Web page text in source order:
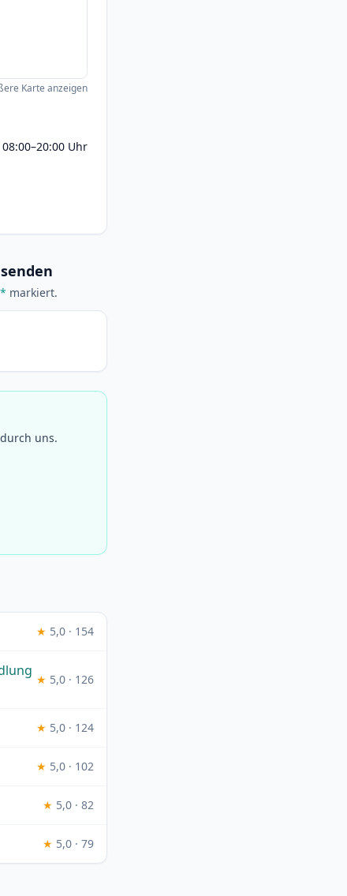
Karte anzeigen
08:00–20:00 Uhr
* markiert.
uns.
★ 5,0 · 154
★ 5,0 · 126
★ 5,0 · 124
★ 5,0 · 102
★ 5,0 · 82
★ 5,0 · 79